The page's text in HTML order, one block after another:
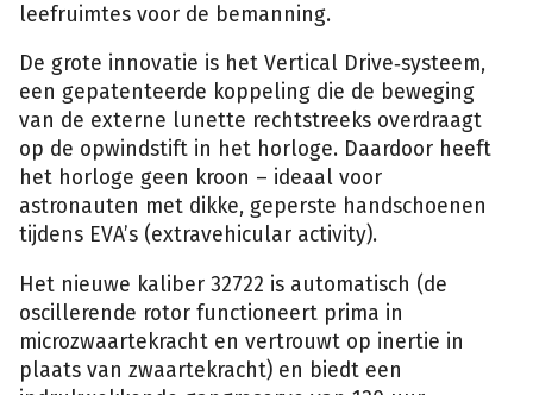
leefruimtes voor de bemanning.
De grote innovatie is het Vertical Drive‑systeem,
een gepatenteerde koppeling die de beweging
van de externe lunette rechtstreeks overdraagt
op de opwindstift in het horloge. Daardoor heeft
het horloge geen kroon – ideaal voor
astronauten met dikke, geperste handschoenen
tijdens EVA’s (extravehicular activity).
Het nieuwe kaliber 32722 is automatisch (de
oscillerende rotor functioneert prima in
microzwaartekracht en vertrouwt op inertie in
plaats van zwaartekracht) en biedt een